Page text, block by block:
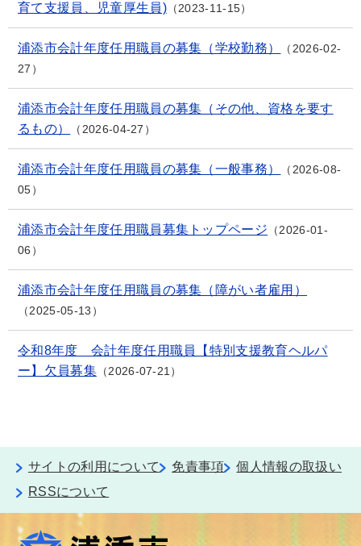
育て支援員、児童厚生員)
2023-11-15
浦添市会計年度任用職員の募集（学校勤務）
2026-02-
27
浦添市会計年度任用職員の募集（その他、資格を要す
るもの）
2026-04-27
浦添市会計年度任用職員の募集（一般事務）
2026-08-
05
浦添市会計年度任用職員募集トップページ
2026-01-
06
浦添市会計年度任用職員の募集（障がい者雇用）
2025-05-13
令和8年度 会計年度任用職員【特別支援教育ヘルパ
ー】欠員募集
2026-07-21
サイトの利用について 免責事項
個人情報の取扱い
RSSについて